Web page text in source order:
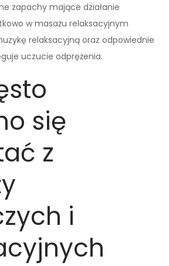
zapachy mające działanie
w masażu relaksacyjnym
relaksacyjną oraz odpowiednie
uczucie odprężenia.
się
z
i